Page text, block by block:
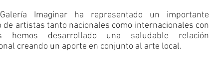
Imaginar ha representado un importante
de artistas tanto nacionales como internacionales con
hemos desarrollado una saludable relación
creando un aporte en conjunto al arte local.